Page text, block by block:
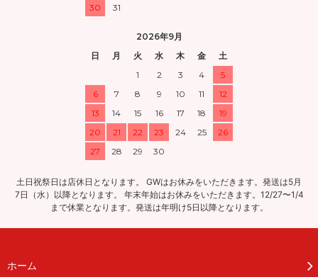
30
31
2026年9月
日
月 火 水 木 金
土
1
2 3 4
5
6
7 8 9 10 11
12
13
14 15 16 17 18
19
20
21 22 23 24 25
26
27
28 29 30
土日祝祭日は店休日となります。 GWはお休みをいただきます。発送は5月
7日（水）以降となります。 年末年始はお休みをいただきます。12/27〜1/4
まで休業となります。発送は年明け5日以降となります。
ホーム